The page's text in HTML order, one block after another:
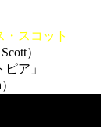
・スコット
）
ピア」